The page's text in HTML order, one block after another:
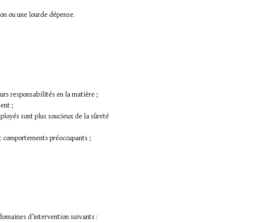
ou une lourde dépense.
responsabilités en la matière ;
;
sont plus soucieux de la sûreté
préoccupants ;
d’intervention suivants :